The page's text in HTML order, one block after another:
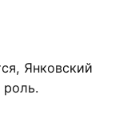
Янковский
роль.